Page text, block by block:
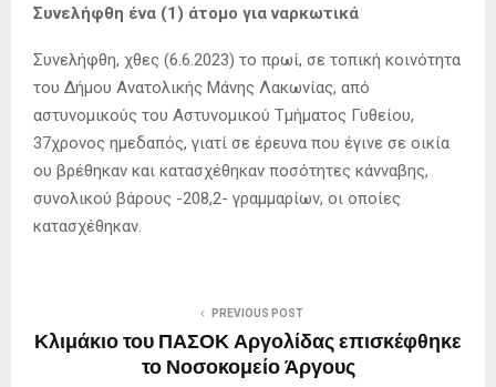
Συνελήφθη ένα (1) άτομο για ναρκωτικά
Συνελήφθη, χθες (6.6.2023) το πρωί, σε τοπική κοινότητα
του Δήμου Ανατολικής Μάνης Λακωνίας, από
αστυνομικούς του Αστυνομικού Τμήματος Γυθείου,
37χρονος ημεδαπός, γιατί σε έρευνα που έγινε σε οικία
ου βρέθηκαν και κατασχέθηκαν ποσότητες κάνναβης,
συνολικού βάρους -208,2- γραμμαρίων, οι οποίες
κατασχέθηκαν.
PREVIOUS POST
Κλιμάκιο του ΠΑΣΟΚ Αργολίδας επισκέφθηκε
το Νοσοκομείο Άργους